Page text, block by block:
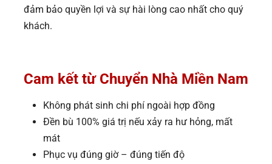
đảm bảo quyền lợi và sự hài lòng cao nhất cho quý
khách.
Cam kết từ Chuyển Nhà Miền Nam
Không phát sinh chi phí ngoài hợp đồng
Đền bù 100% giá trị nếu xảy ra hư hỏng, mất
mát
Phục vụ đúng giờ – đúng tiến độ